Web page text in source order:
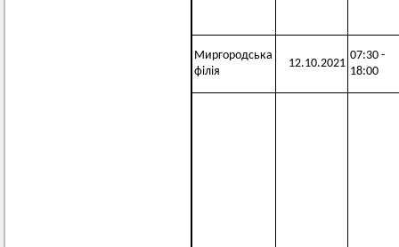
Миргородська
філія
12.10.2021
07:30 -
18:00